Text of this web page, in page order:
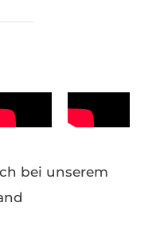
bei unserem